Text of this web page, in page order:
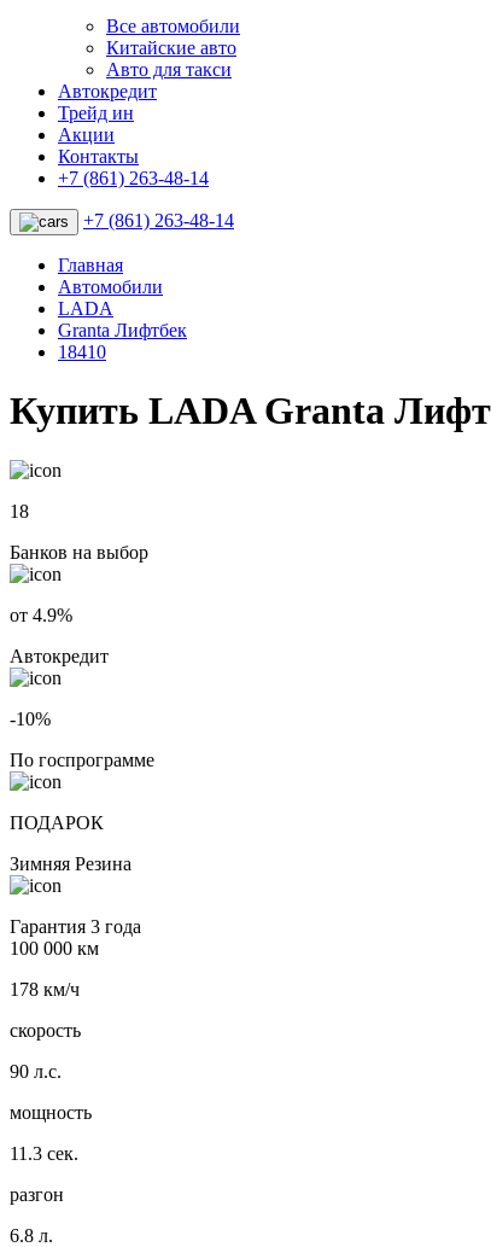
Все автомобили
Китайские авто
Авто для такси
Автокредит
Трейд ин
Акции
Контакты
+7 (861) 263-48-14
+7 (861) 263-48-14
Главная
Автомобили
LADA
Granta Лифтбек
18410
Купить LADA Granta
18
Банков на выбор
от 4.9%
Автокредит
-10%
По госпрограмме
ПОДАРОК
Зимняя Резина
Гарантия 3 года
100 000 км
178 км/ч
скорость
90 л.с.
мощность
11.3 сек.
разгон
6.8 л.